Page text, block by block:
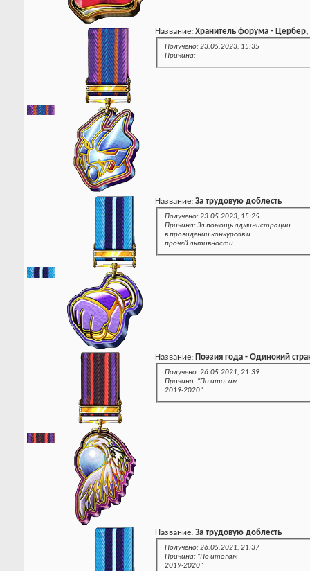
Название: Хранитель форума - Цербер,
Получено: 23.05.2023, 15:35
Причина:
Название: За трудовую доблесть
Получено: 23.05.2023, 15:25
Причина: За помощь администрации
в провидении конкурсов и
прочей активности.
Название: Поэзия года - Одинокий
Получено: 26.05.2021, 21:39
Причина: "По итогам
2019-2020"
Название: За трудовую доблесть
Получено: 26.05.2021, 21:37
Причина: "По итогам
2019-2020"